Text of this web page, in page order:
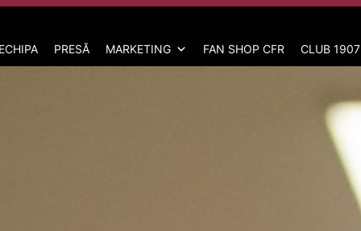
ECHIPA PRESĂ MARKETING FAN SHOP CFR CLUB 1907